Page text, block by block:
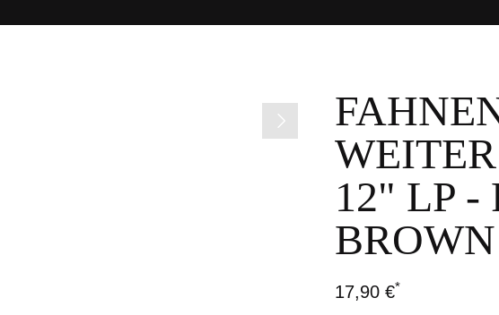
12" LP -
BROWN
17,90 €*